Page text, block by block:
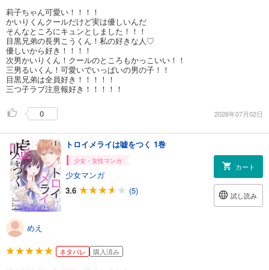
莉子ちゃん可愛い！！！！
かいりくんクールだけど実は優しいんだ
そんなところにキュンとしました！！！
目黒兄弟の長男こうくん！私の好きな人♡
優しいから好き！！！！
次男かいりくん！クールのところもかっこいい！！
三男るいくん！可愛いでいっぱいの男の子！！
目黒兄弟は全員好き！！！！！
三つ子ラブ注意報好き！！！！！
0 2026年07月02日
トロイメライは嘘をつく 1巻
少女・女性マンガ
少女マンガ
3.6
(5)
カート
試し読み
めえ
ネタバレ 購入済み